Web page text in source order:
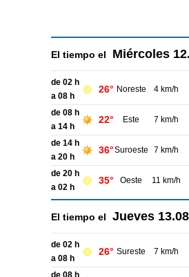
El tiempo el Miércoles
de 02 h
a 08 h
26° Noreste 4 km/h
de 08 h
a 14 h
22° Este 7 km/h
de 14 h
a 20 h
36°Suroeste 7 km/h
de 20 h
a 02 h
35° Oeste 11 km/h
El tiempo el Jueves
de 02 h
a 08 h
26° Sureste 7 km/h